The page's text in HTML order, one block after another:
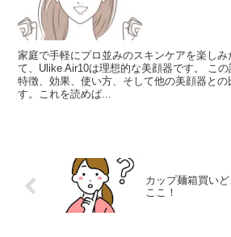
家庭で手軽にプロ並みのスキンケアを楽しみ
て、Ulike Air10は理想的な美顔器です。 こ
特徴、効果、使い方、そして他の美顔器との
す。これを読めば...
カップ麺箱買い
ここ！